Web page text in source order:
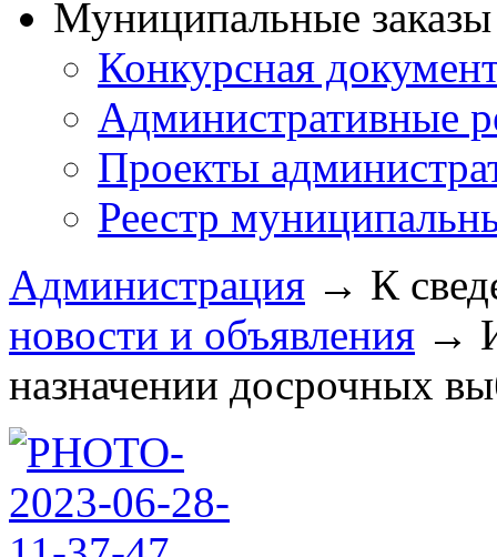
Муниципальные
Конкурсная
Административные
Проекты
Реестр
Администрация → К
новости и объявления →
назначении досрочных